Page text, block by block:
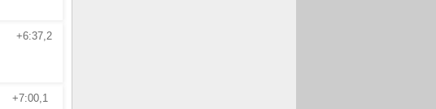
+6:37,2
+7:00,1